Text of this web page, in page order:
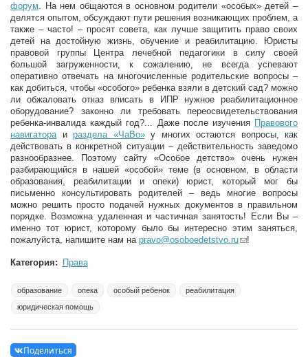
форум. На нем общаются в основном родители «особых» детей –
делятся опытом, обсуждают пути решения возникающих проблем, а
также – часто! – просят совета, как лучше защитить право своих
детей на достойную жизнь, обучение и реабилитацию. Юристы
правовой группы Центра лечебной педагогики в силу своей
большой загруженности, к сожалению, не всегда успевают
оперативно отвечать на многочисленные родительские вопросы –
как добиться, чтобы «особого» ребенка взяли в детский сад? можно
ли обжаловать отказ вписать в ИПР нужное реабилитационное
оборудование? законно ли требовать переосвидетельствования
ребенка-инвалида каждый год?... Даже после изучения Правового
навигатораи раздела «ЧаВо»у многих остаются вопросы, как
действовать в конкретной ситуации – действительность заведомо
разнообразнее. Поэтому сайту «Особое детство» очень нужен
разбирающийся в нашей «особой» теме (в основном, в области
образования, реабилитации и опеки) юрист, который мог бы
письменно консультировать родителей – ведь многие вопросы
можно решить просто подачей нужных документов в правильном
порядке. Возможна удаленная и частичная занятость! Если Вы –
именно тот юрист, которому было бы интересно этим заняться,
пожалуйста, напишите нам на pravo@osoboedetstvo.ru(link sends e-
!
Категория: Права
образование опека особый ребенок
реабилитация
юридическая помощь
Поделиться